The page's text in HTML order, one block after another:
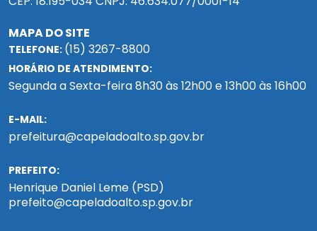
MAPA DO SITE
TELEFONE: (15) 3267-8800
HORÁRIO DE ATENDIMENTO:
Segunda a Sexta-feira 8h30 às 12h00 e 13h00 às 16h00
E-MAIL:
prefeitura@capeladoalto.sp.gov.br
PREFEITO:
Henrique Daniel Leme (PSD)
prefeito@capeladoalto.sp.gov.br